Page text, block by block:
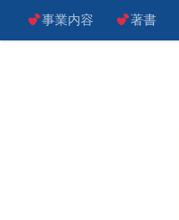
コンテンツへスキップ
事業内容 著書